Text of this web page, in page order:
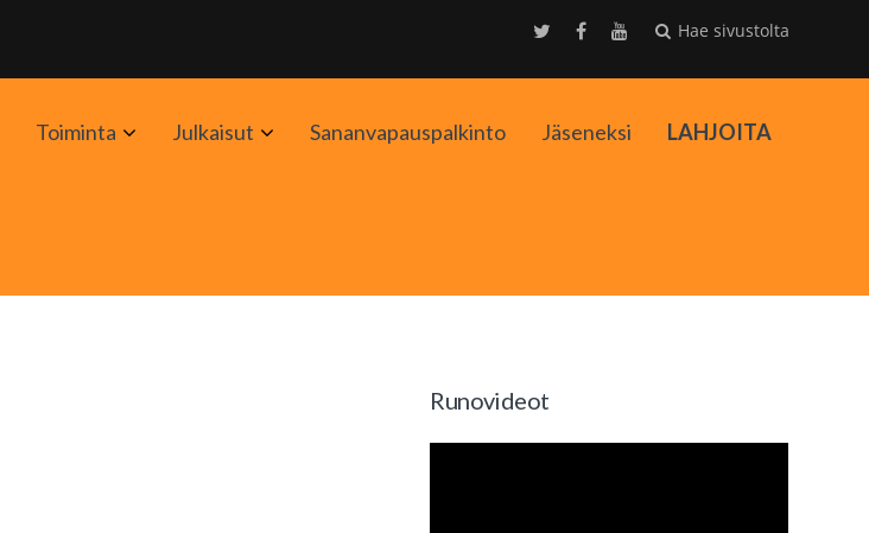
Hae sivustolta
Toiminta AvaaJulkaisut AvaaSananvapauspalkinto Jäseneksi LAHJOITA
Runovideot